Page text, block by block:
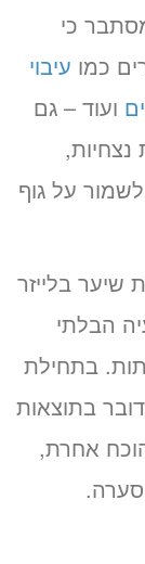
כי
כמו עיבוי
ועוד – גם
לשמור על גוף
שיער בלייזר
הבלתי
בתחילת
בתוצאות
אחרת,